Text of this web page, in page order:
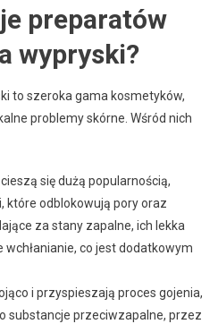
preparatów
wypryski?
to szeroka gama kosmetyków,
problemy skórne. Wśród nich
się dużą popularnością,
które odblokowują pory oraz
za stany zapalne, ich lekka
co jest dodatkowym
i przyspieszają proces gojenia,
substancje przeciwzapalne, przez